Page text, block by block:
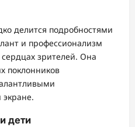
делится подробностями
и профессионализм
зрителей. Она
поклонников
дети